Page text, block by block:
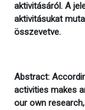
aktivitásáról. A
aktivitásukat
összevetve.
Abstract:
activities makes
our own